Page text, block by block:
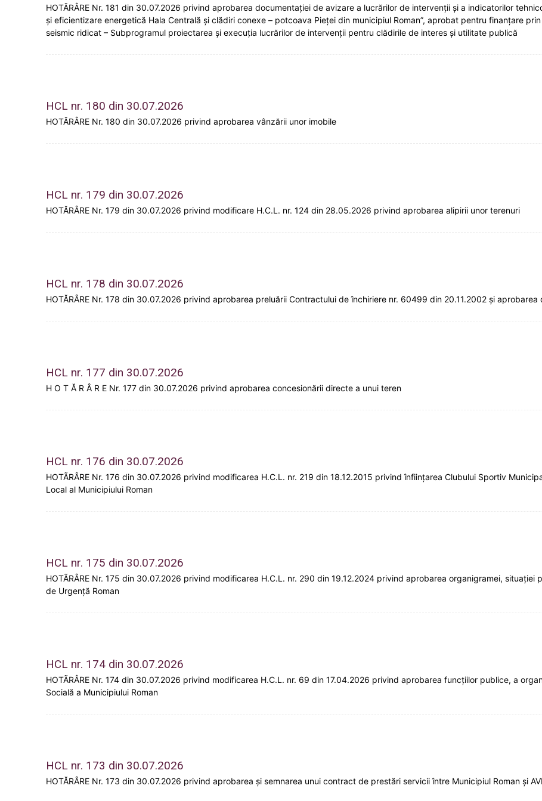
HOTĂRÂRE Nr. 181 din 30.07.2026 privind aprobarea documentației de avizare a lucrărilor de intervenții și a indicatorilor
și eficientizare energetică Hala Centrală și clădiri conexe – potcoava Pieței din municipiul Roman”, aprobat pentru finanțare
seismic ridicat – Subprogramul proiectarea și execuția lucrărilor de intervenții pentru clădirile de interes și utilitate publică
HCL nr. 180 din 30.07.2026
HOTĂRÂRE Nr. 180 din 30.07.2026 privind aprobarea vânzării unor imobile
HCL nr. 179 din 30.07.2026
HOTĂRÂRE Nr. 179 din 30.07.2026 privind modificare H.C.L. nr. 124 din 28.05.2026 privind aprobarea alipirii unor terenuri
HCL nr. 178 din 30.07.2026
HOTĂRÂRE Nr. 178 din 30.07.2026 privind aprobarea preluării Contractului de închiriere nr. 60499 din 20.11.2002 și
HCL nr. 177 din 30.07.2026
H O T Ă R Â R E Nr. 177 din 30.07.2026 privind aprobarea concesionării directe a unui teren
HCL nr. 176 din 30.07.2026
HOTÃRÂRE Nr. 176 din 30.07.2026 privind modificarea H.C.L. nr. 219 din 18.12.2015 privind înfiinţarea Clubului Sportiv
Local al Municipiului Roman
HCL nr. 175 din 30.07.2026
HOTÃRÂRE Nr. 175 din 30.07.2026 privind modificarea H.C.L. nr. 290 din 19.12.2024 privind aprobarea organigramei,
de Urgenţă Roman
HCL nr. 174 din 30.07.2026
HOTÃRÂRE Nr. 174 din 30.07.2026 privind modificarea H.C.L. nr. 69 din 17.04.2026 privind aprobarea funcțiilor publice, a
Socială a Municipiului Roman
HCL nr. 173 din 30.07.2026
HOTĂRÂRE Nr. 173 din 30.07.2026 privind aprobarea și semnarea unui contract de prestări servicii între Municipiul Roman și